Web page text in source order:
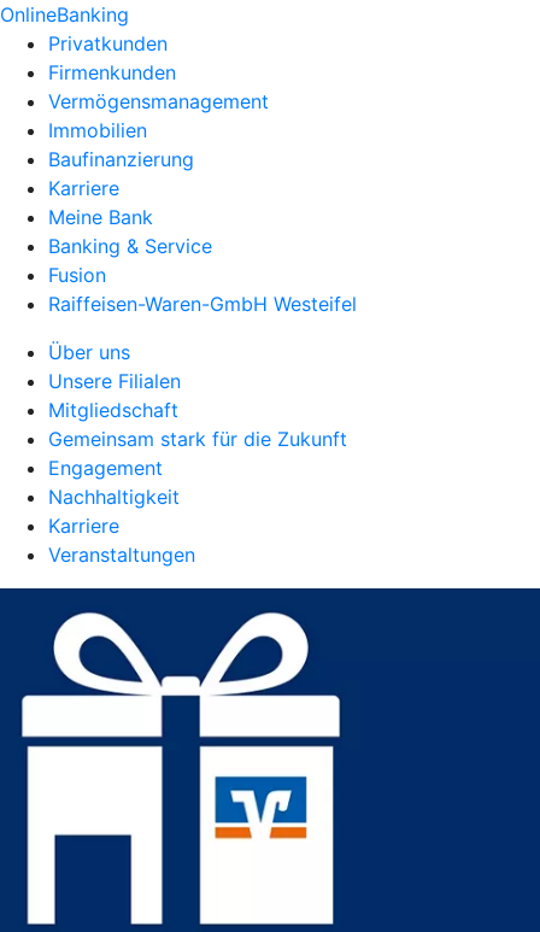
OnlineBanking
Privatkunden
Firmenkunden
Vermögensmanagement
Immobilien
Baufinanzierung
Karriere
Meine Bank
Banking & Service
Fusion
Raiffeisen-Waren-GmbH Westeifel
Über uns
Unsere Filialen
Mitgliedschaft
Gemeinsam stark für die Zukunft
Engagement
Nachhaltigkeit
Karriere
Veranstaltungen